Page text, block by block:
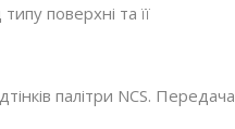
поверхні та її
палітри NCS. Передача